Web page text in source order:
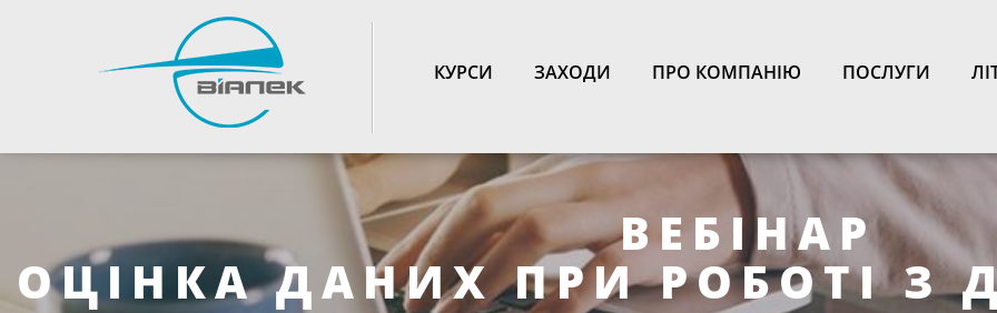
TOGGLE_NAVIGATION
КУРСИ ЗАХОДИ ПРО КОМПАНІЮ ПОСЛУГИ
ВЕБІНАР
ОЦІНКА ДАНИХ ПРИ РОБОТІ З